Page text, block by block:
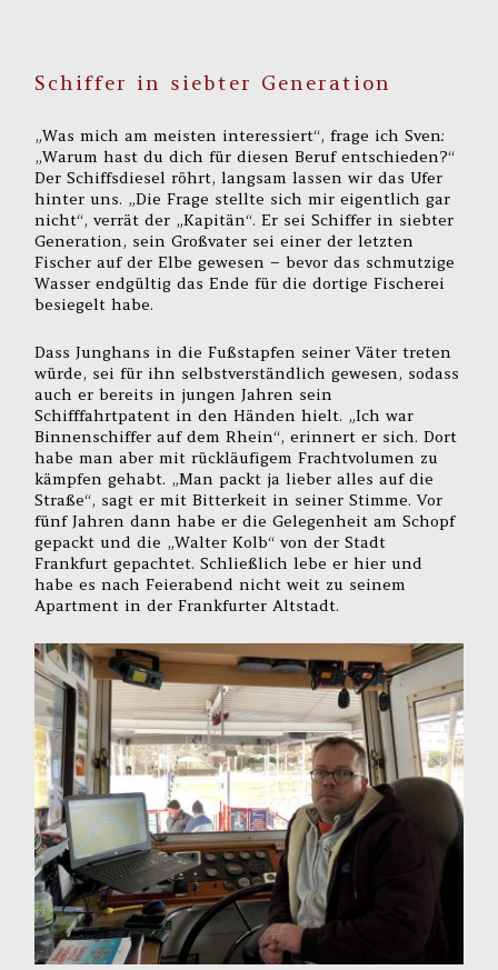
Schiffer in siebter Generation
„Was mich am meisten interessiert“, frage ich Sven:
„Warum hast du dich für diesen Beruf entschieden?“
Der Schiffsdiesel röhrt, langsam lassen wir das Ufer
hinter uns. „Die Frage stellte sich mir eigentlich gar
nicht“, verrät der „Kapitän“. Er sei Schiffer in siebter
Generation, sein Großvater sei einer der letzten
Fischer auf der Elbe gewesen – bevor das schmutzige
Wasser endgültig das Ende für die dortige Fischerei
besiegelt habe.
Dass Junghans in die Fußstapfen seiner Väter treten
würde, sei für ihn selbstverständlich gewesen, sodass
auch er bereits in jungen Jahren sein
Schifffahrtpatent in den Händen hielt. „Ich war
Binnenschiffer auf dem Rhein“, erinnert er sich. Dort
habe man aber mit rückläufigem Frachtvolumen zu
kämpfen gehabt. „Man packt ja lieber alles auf die
Straße“, sagt er mit Bitterkeit in seiner Stimme. Vor
fünf Jahren dann habe er die Gelegenheit am Schopf
gepackt und die „Walter Kolb“ von der Stadt
Frankfurt gepachtet. Schließlich lebe er hier und
habe es nach Feierabend nicht weit zu seinem
Apartment in der Frankfurter Altstadt.